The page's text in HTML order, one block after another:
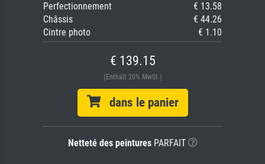
Perfectionnement
€ 13.58
Châssis
€ 44.26
Cintre photo
€ 1.10
€ 139.15
(Enthält 20% MwSt.)
dans le panier
Netteté des peinturesPARFAIT